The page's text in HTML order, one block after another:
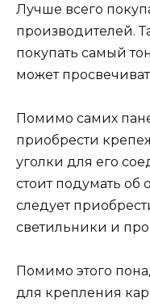
Лучше всего
производителей.
покупать самый
может
Помимо самих
приобрести
уголки для его
стоит подумать об
следует
светильники и
Помимо этого
для крепления